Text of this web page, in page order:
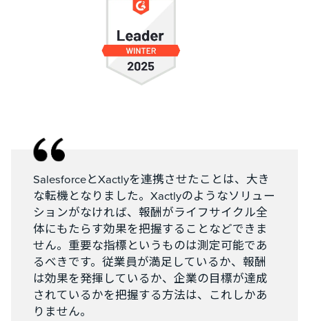
SalesforceとXactlyを連携させたことは、大き
な転機となりました。Xactlyのようなソリュー
ションがなければ、報酬がライフサイクル全
体にもたらす効果を把握することなどできま
せん。重要な指標というものは測定可能であ
るべきです。従業員が満足しているか、報酬
は効果を発揮しているか、企業の目標が達成
されているかを把握する方法は、これしかあ
りません。